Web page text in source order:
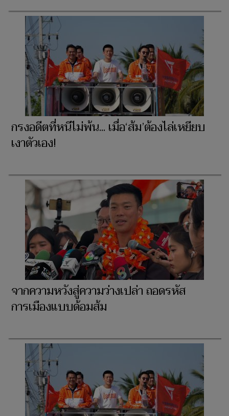
กรงอดีตที่หนีไม่พ้น... เมื่อ‘ส้ม’ต้องไล่เหยียบ
เงาตัวเอง!
จากความหวังสู่ความว่างเปล่า ถอดรหัส
การเมืองแบบด้อมส้ม